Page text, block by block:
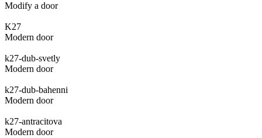
Modify a door
K27
Modern door
k27-dub-svetly
Modern door
k27-dub-bahenni
Modern door
k27-antracitova
Modern door